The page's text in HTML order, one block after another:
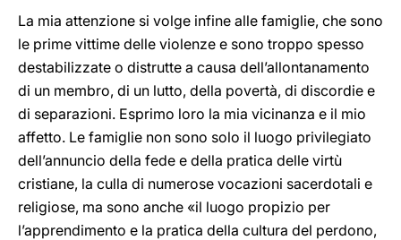
La mia attenzione si volge infine alle famiglie, che sono
le prime vittime delle violenze e sono troppo spesso
destabilizzate o distrutte a causa dell’allontanamento
di un membro, di un lutto, della povertà, di discordie e
di separazioni. Esprimo loro la mia vicinanza e il mio
affetto. Le famiglie non sono solo il luogo privilegiato
dell’annuncio della fede e della pratica delle virtù
cristiane, la culla di numerose vocazioni sacerdotali e
religiose, ma sono anche «il luogo propizio per
l’apprendimento e la pratica della cultura del perdono,